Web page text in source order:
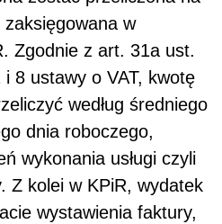
w
Zgodnie z art. 31a ust.
8 ustawy o VAT, kwotę
według średniego
dnia roboczego,
wykonania usługi czyli
Z kolei w KPiR, wydatek
wystawienia faktury,